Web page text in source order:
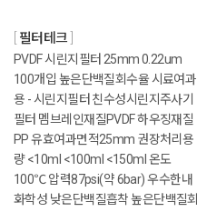
필터테크
PVDF 시린지필터 25mm 0.22um
100개입 높은단백질회수율 시료여과
용 - 시린지필터 친수성시린지주사기
필터 멤브레인재질PVDF 하우징재질
PP 유효여과면적25mm 권장처리용
량 <10ml <100ml <150ml 온도
100℃ 압력87psi(약 6bar) 우수한내
화학성 낮은단백질흡착 높은단백질회